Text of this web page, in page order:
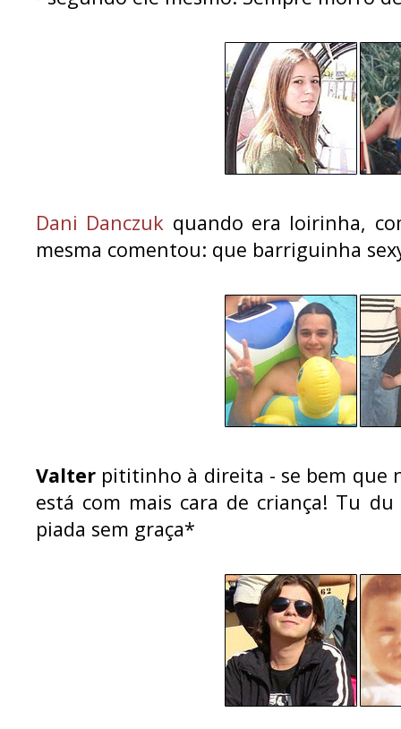
Dani Danczuk quando era loirinha,
mesma comentou: que barriguinha
Valter pititinho à direita - se bem que
está com mais cara de criança! Tu
piada sem graça*